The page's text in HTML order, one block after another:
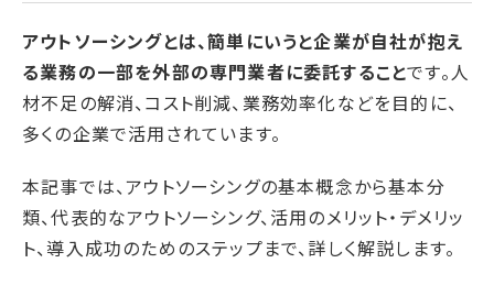
アウトソーシングとは、簡単にいうと企業が自社が抱え
る業務の一部を外部の専門業者に委託することです。人
材不足の解消、コスト削減、業務効率化などを目的に、
多くの企業で活用されています。
本記事では、アウトソーシングの基本概念から基本分
類、代表的なアウトソーシング、活用のメリット・デメリッ
ト、導入成功のためのステップまで、詳しく解説します。